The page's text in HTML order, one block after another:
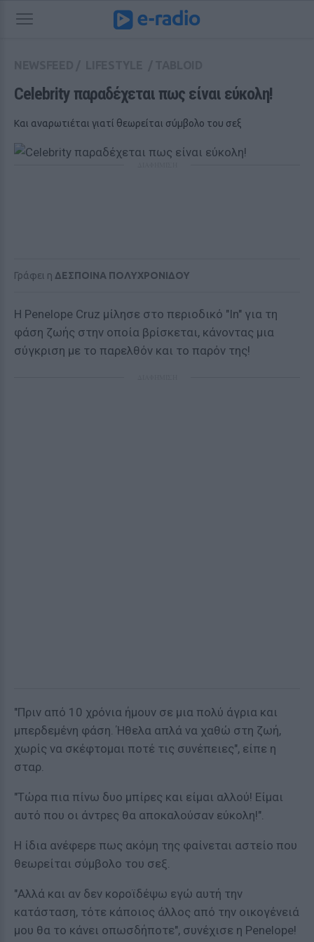
Celebrity παραδέχεται πως είναι εύκολη!
Και αναρωτιέται γιατί θεωρείται σύμβολο του σεξ
Γράφει η ΔΕΣΠΟΙΝΑ ΠΟΛΥΧΡΟΝΙΔΟΥ
Η Penelope Cruz μίλησε στο περιοδικό "In" για τη
φάση ζωής στην οποία βρίσκεται, κάνοντας μια
σύγκριση με το παρελθόν και το παρόν της!
"Πριν από 10 χρόνια ήμουν σε μια πολύ άγρια και
μπερδεμένη φάση. Ήθελα απλά να χαθώ στη ζωή,
χωρίς να σκέφτομαι ποτέ τις συνέπειες", είπε η
σταρ.
"Τώρα πια πίνω δυο μπίρες και είμαι αλλού! Είμαι
αυτό που οι άντρες θα αποκαλούσαν εύκολη!".
Η ίδια ανέφερε πως ακόμη της φαίνεται αστείο που
θεωρείται σύμβολο του σεξ.
"Αλλά και αν δεν κοροϊδέψω εγώ αυτή την
κατάσταση, τότε κάποιος άλλος από την οικογένειά
μου θα το κάνει οπωσδήποτε", συνέχισε η Penelope!